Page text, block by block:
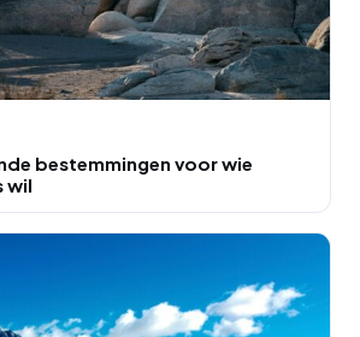
bestemmingen voor wie
wil